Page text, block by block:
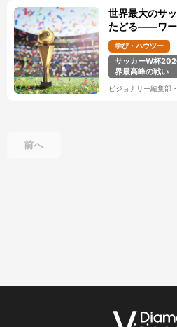
世界最大のサ
たどる――ワー
学び・ハウツー
サッカーW杯
界最高峰の戦い
ビジョナリー編集部・
前へ